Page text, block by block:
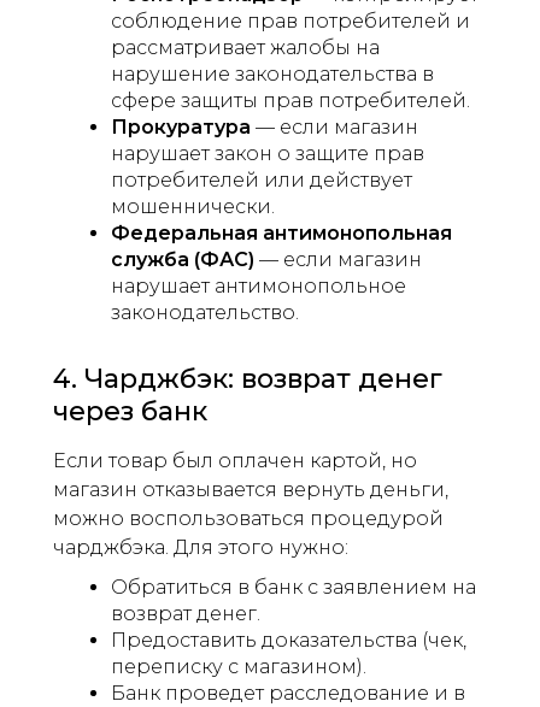
соблюдение прав потребителей и
рассматривает жалобы на
нарушение законодательства в
сфере защиты прав потребителей.
Прокуратура — если магазин
нарушает закон о защите прав
потребителей или действует
мошеннически.
Федеральная антимонопольная
служба (ФАС) — если магазин
нарушает антимонопольное
законодательство.
4. Чарджбэк: возврат денег
через банк
Если товар был оплачен картой, но
магазин отказывается вернуть деньги,
можно воспользоваться процедурой
чарджбэка. Для этого нужно:
Обратиться в банк с заявлением на
возврат денег.
Предоставить доказательства (чек,
переписку с магазином).
Банк проведет расследование и в